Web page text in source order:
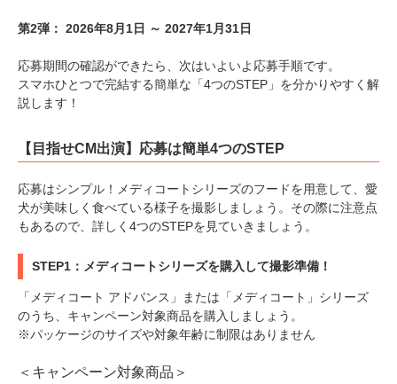
第2弾： 2026年8月1日 ～ 2027年1月31日
応募期間の確認ができたら、次はいよいよ応募手順です。
スマホひとつで完結する簡単な「4つのSTEP」を分かりやすく解
説します！
【目指せCM出演】応募は簡単4つのSTEP
応募はシンプル！メディコートシリーズのフードを用意して、愛
犬が美味しく食べている様子を撮影しましょう。その際に注意点
もあるので、詳しく4つのSTEPを見ていきましょう。
STEP1：メディコートシリーズを購入して撮影準備！
「メディコート アドバンス」または「メディコート」シリーズ
のうち、キャンペーン対象商品を購入しましょう。
※パッケージのサイズや対象年齢に制限はありません
＜キャンペーン対象商品＞